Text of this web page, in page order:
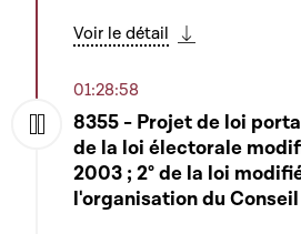
Voir le détail
01:28:58
8355 - Projet de loi
de la loi électorale
2003 ; 2° de la loi
l'organisation du